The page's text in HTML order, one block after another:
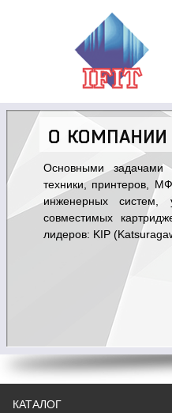
Основными задачами
техники, принтеров,
инженерных систем,
совместимых
лидеров: KIP
КАТАЛОГ